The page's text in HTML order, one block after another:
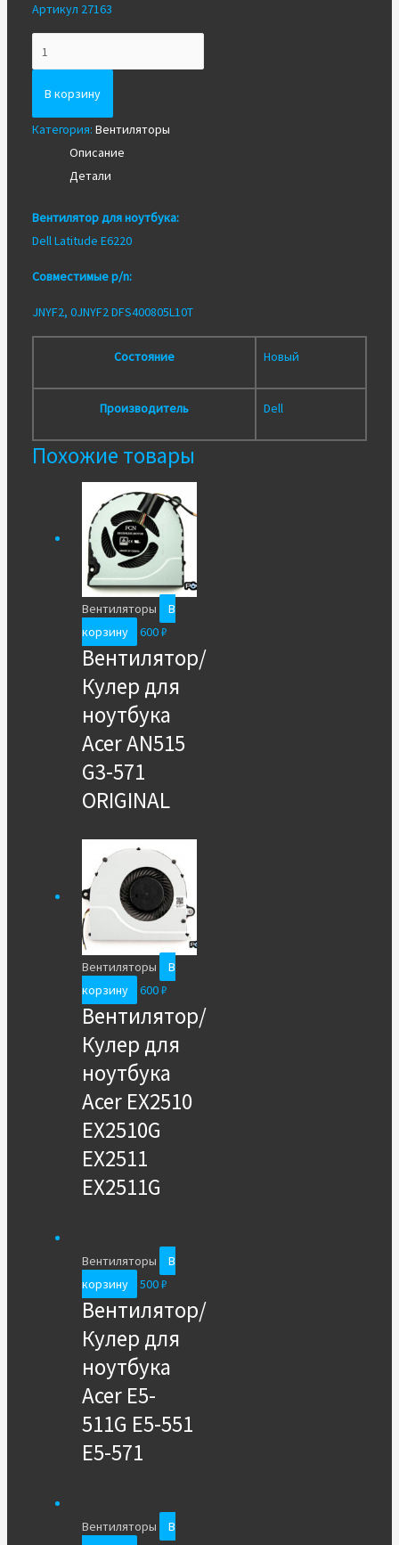
Артикул 27163
Вентилятор/
Кулер
для
ноутбука
В корзину
Категория: Вентиляторы
Описание
Детали
Вентилятор для ноутбука:
Dell Latitude E6220
Совместимые p/n:
JNYF2, 0JNYF2 DFS400805L10T
Состояние Новый
Производитель Dell
Похожие товары
Вентиляторы
В
корзину
600₽
Вентилятор/
Кулер для
ноутбука
Acer AN515
G3-571
ORIGINAL
Вентиляторы
В
корзину
600₽
Вентилятор/
Кулер для
ноутбука
Acer EX2510
EX2510G
EX2511
EX2511G
Вентиляторы
В
корзину
500₽
Вентилятор/
Кулер для
ноутбука
Acer E5-
511G E5-551
E5-571
Вентиляторы
В